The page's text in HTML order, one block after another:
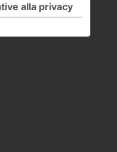
alla privacy